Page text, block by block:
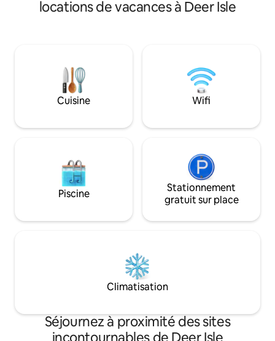
propane. Parking pour une seule voiture
animaux de 35 $ . Pas d'autres animaux
de compagnie ni d'enfants. Pas de
télévision, bon wifi. 22h zone calme.
de la randonnée
sous le comptoir
gaz, une à
terrasse couverte
draps et oreillers
recharge pour
locations de vacances à Deer Isle
Cuisine Wifi
Piscine
Stationnement
gratuit sur place
Climatisation
Séjournez à proximité des sites